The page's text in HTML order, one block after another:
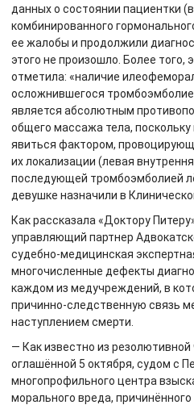
данных о состоянии пациентки
комбинированного
ее жалобы и продолжили
этого не произошло. Более того,
отметила: «наличие
осложнившегося
является абсолютным
общего массажа тела,
явиться фактором,
их локализации (левая
последующей тромбоэмболией
девушке назначили в
Как рассказала «Доктору
управляющий партнер
судебно-медицинская
многочисленные дефекты
каждом из медучреждений, в
причинно-следственную связь
наступлением смерти.
— Как известно из
оглашённой 5 октября, судом с
многопрофильного центра
морального вреда,